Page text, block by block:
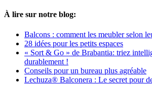
À lire sur notre blog:
Balcons : comment les meubler selon
28 idées pour les petits espaces
« Sort & Go » de Brabantia: triez
durablement !
Conseils pour un bureau plus agréable
Lechuza® Balconera : Le secret pour